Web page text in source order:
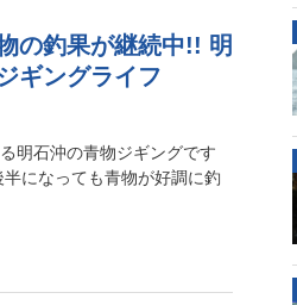
の釣果が継続中!! 明
ギングライフ
明石沖の青物ジギングです
になっても青物が好調に釣